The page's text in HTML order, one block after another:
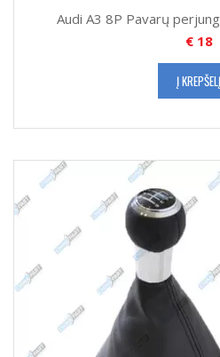
Audi A3 8P Pavarų
€18
Į KREPŠELĮ